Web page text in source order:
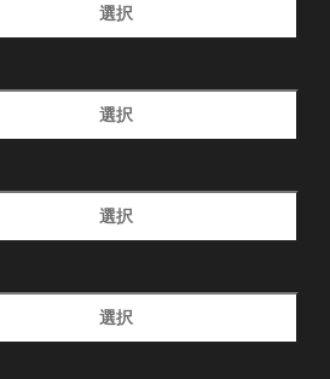
選択
選択
選択
選択